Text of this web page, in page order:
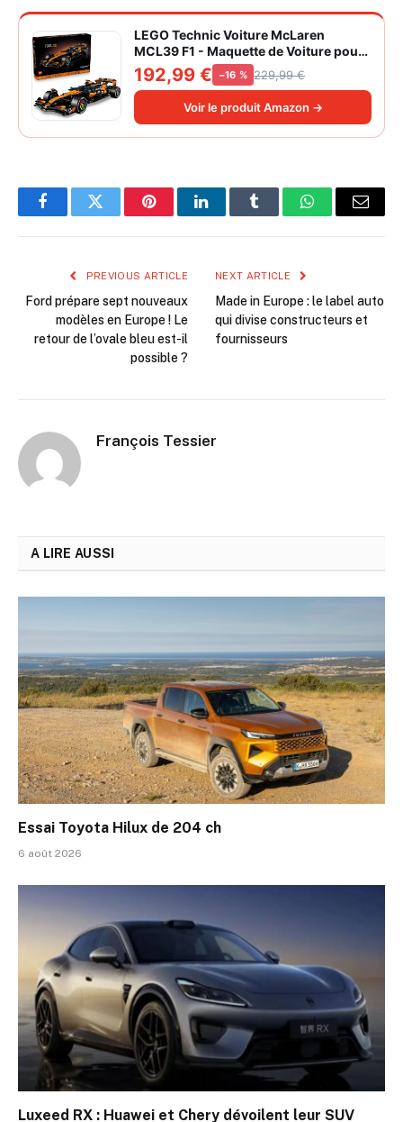
LEGO Technic Voiture McLaren
MCL39 F1 - Maquette de Voiture pour
Adulte - Set de Construction Formule 1
Collector - Moteur V6 & Différentiel -
Idée Cadeau pour Fans de Sport
Automobile 42228
192,99 € −16 % 229,99 €
Voir le produit Amazon →
FacebookTwitter PinterestLinkedInTumblr WhatsAppEmail
PREVIOUS ARTICLE
Ford prépare sept nouveaux
modèles en Europe ! Le
retour de l’ovale bleu est-il
possible ?
NEXT ARTICLE
Made in Europe : le label auto
qui divise constructeurs et
fournisseurs
François Tessier
A LIRE AUSSI
Essai Toyota Hilux de 204 ch
6 août 2026
Luxeed RX : Huawei et Chery dévoilent leur SUV